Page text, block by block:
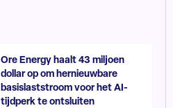
Ore Energy haalt 43 miljoen
dollar op om hernieuwbare
basislaststroom voor het AI-
tijdperk te ontsluiten